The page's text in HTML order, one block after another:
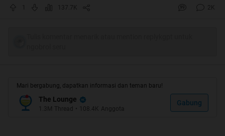
137.7K 2K
Mari bergabung, dapatkan informasi dan teman baru!
The Lounge
1.3M Thread • 108.4K Anggota
Gabung